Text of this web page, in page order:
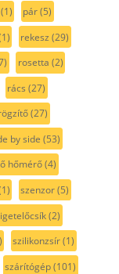
pár(5)
rekesz (29)
rosetta (2)
rács (27)
(27)
by side (53)
hőmérő(4)
szenzor(5)
(2)
szilikonzsír(1)
szárítógép(101)